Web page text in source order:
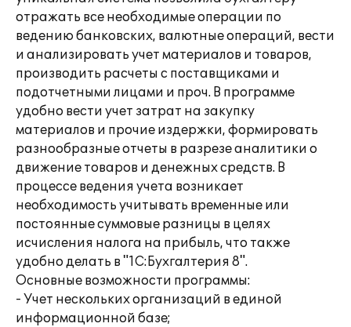
отражать все необходимые операции по
ведению банковских, валютные операций, вести
и анализировать учет материалов и товаров,
производить расчеты с поставщиками и
подотчетными лицами и проч. В программе
удобно вести учет затрат на закупку
материалов и прочие издержки, формировать
разнообразные отчеты в разрезе аналитики о
движение товаров и денежных средств. В
процессе ведения учета возникает
необходимость учитывать временные или
постоянные суммовые разницы в целях
исчисления налога на прибыль, что также
удобно делать в "1С:Бухгалтерия 8".
Основные возможности программы:
- Учет нескольких организаций в единой
информационной базе;